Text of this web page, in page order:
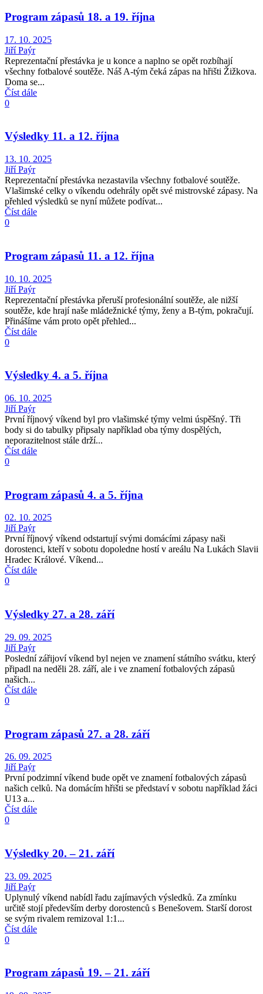
Program zápasů 18. a 19. října
17. 10. 2025
Jiří Paýr
Reprezentační přestávka je u konce a naplno se opět rozbíhají
všechny fotbalové soutěže. Náš A-tým čeká zápas na hřišti Žižkova.
Doma se...
Číst dále
0
Výsledky 11. a 12. října
13. 10. 2025
Jiří Paýr
Reprezentační přestávka nezastavila všechny fotbalové soutěže.
Vlašimské celky o víkendu odehrály opět své mistrovské zápasy. Na
přehled výsledků se nyní můžete podívat...
Číst dále
0
Program zápasů 11. a 12. října
10. 10. 2025
Jiří Paýr
Reprezentační přestávka přeruší profesionální soutěže, ale nižší
soutěže, kde hrají naše mládežnické týmy, ženy a B-tým, pokračují.
Přinášíme vám proto opět přehled...
Číst dále
0
Výsledky 4. a 5. října
06. 10. 2025
Jiří Paýr
První říjnový víkend byl pro vlašimské týmy velmi úspěšný. Tři
body si do tabulky připsaly například oba týmy dospělých,
neporazitelnost stále drží...
Číst dále
0
Program zápasů 4. a 5. října
02. 10. 2025
Jiří Paýr
První říjnový víkend odstartují svými domácími zápasy naši
dorostenci, kteří v sobotu dopoledne hostí v areálu Na Lukách Slavii
Hradec Králové. Víkend...
Číst dále
0
Výsledky 27. a 28. září
29. 09. 2025
Jiří Paýr
Poslední zářijoví víkend byl nejen ve znamení státního svátku, který
připadl na neděli 28. září, ale i ve znamení fotbalových zápasů
našich...
Číst dále
0
Program zápasů 27. a 28. září
26. 09. 2025
Jiří Paýr
První podzimní víkend bude opět ve znamení fotbalových zápasů
našich celků. Na domácím hřišti se představí v sobotu například žáci
U13 a...
Číst dále
0
Výsledky 20. – 21. září
23. 09. 2025
Jiří Paýr
Uplynulý víkend nabídl řadu zajímavých výsledků. Za zmínku
určitě stojí především derby dorostenců s Benešovem. Starší dorost
se svým rivalem remizoval 1:1...
Číst dále
0
Program zápasů 19. – 21. září